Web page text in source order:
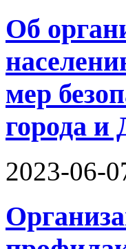
Об
мер
города и
2023-06-